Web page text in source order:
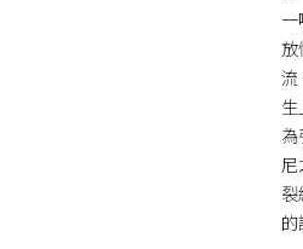
放
流
的